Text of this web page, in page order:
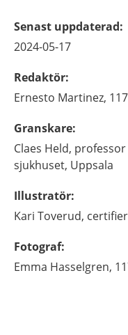
Senast uppdaterad:
2024-05-17
Redaktör:
Ernesto Martinez,
Granskare:
Claes Held,
sjukhuset, Uppsala
Illustratör:
Kari Toverud,
Fotograf:
Emma Hasselgren,